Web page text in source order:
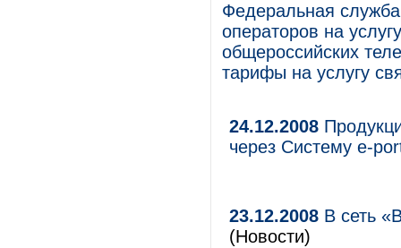
Федеральная
операторов на
общероссийских
тарифы на услугу
24.12.2008
через Систему e-
23.12.2008 В сеть
(Новости)